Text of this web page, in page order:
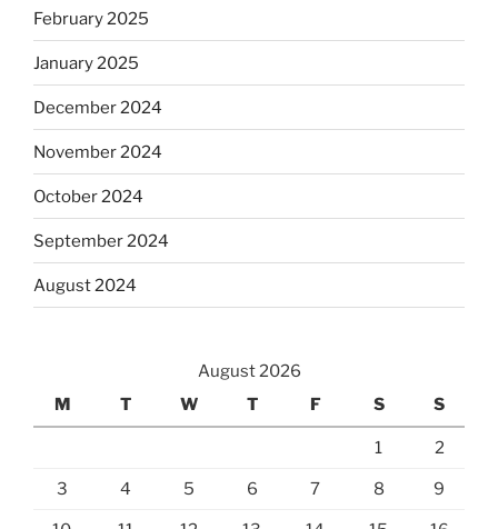
February 2025
January 2025
December 2024
November 2024
October 2024
September 2024
August 2024
August 2026
M
T W T F S S
1 2
3 4 5 6 7 8 9